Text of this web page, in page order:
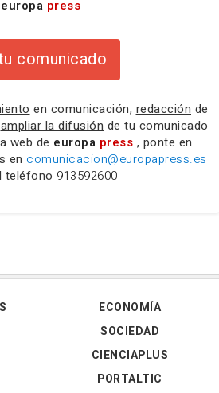
europa press
comunicado
en comunicación, redacción de
ampliar la difusión de tu comunicado
web de europa press , ponte en
en comunicacion@europapress.es
teléfono 913592600
ECONOMÍA
SOCIEDAD
CIENCIAPLUS
PORTALTIC